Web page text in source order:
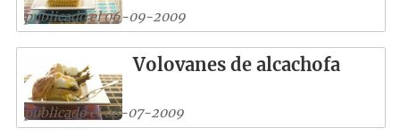
publicado el 06-09-2009
Volovanes de alcachofa
publicado el 08-07-2009